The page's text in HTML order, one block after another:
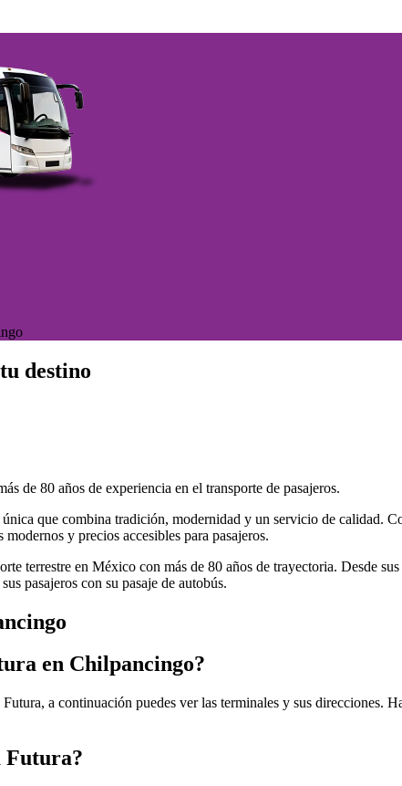
destino
de 80 años de experiencia en el transporte de pasajeros.
que combina tradición, modernidad y un servicio de calidad.
y precios accesibles para pasajeros.
terrestre en México con más de 80 años de trayectoria. Desde
pasajeros con su pasaje de autobús.
en Chilpancingo?
a continuación puedes ver las terminales y sus
Futura?